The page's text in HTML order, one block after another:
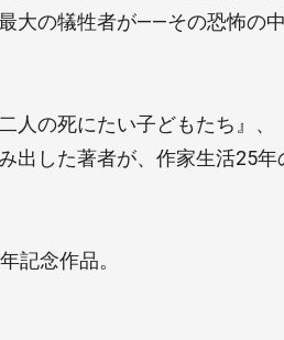
大の犠牲者が――その恐怖の
人の死にたい子どもたち』
出した著者が、作家生活25
記念作品。